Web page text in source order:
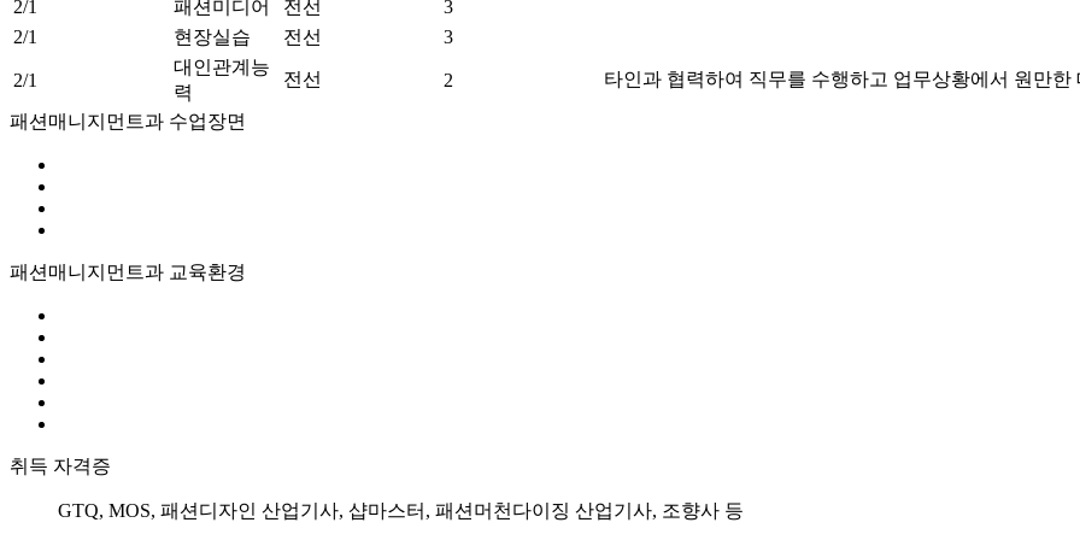
2/1
패션미디어 전선
3
2/1
현장실습 전선 3
2/1
대인관계능
력
전선 2 타인과 협력하여 직무를 수행하고 업무상황에서 원만
패션매니지먼트과 수업장면
패션매니지먼트과 교육환경
취득 자격증
GTQ, MOS, 패션디자인 산업기사, 샵마스터, 패션머천다이징 산업기사, 조향사 등